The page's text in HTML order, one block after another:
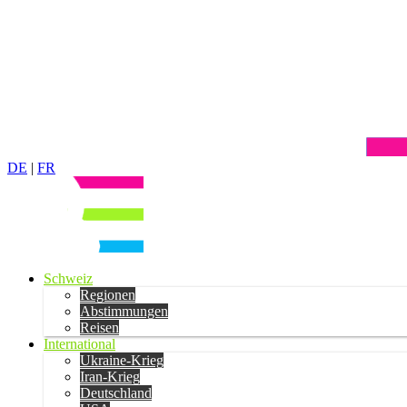
DE | FR
Schweiz
Regionen
Abstimmungen
Reisen
International
Ukraine-Krieg
Iran-Krieg
Deutschland